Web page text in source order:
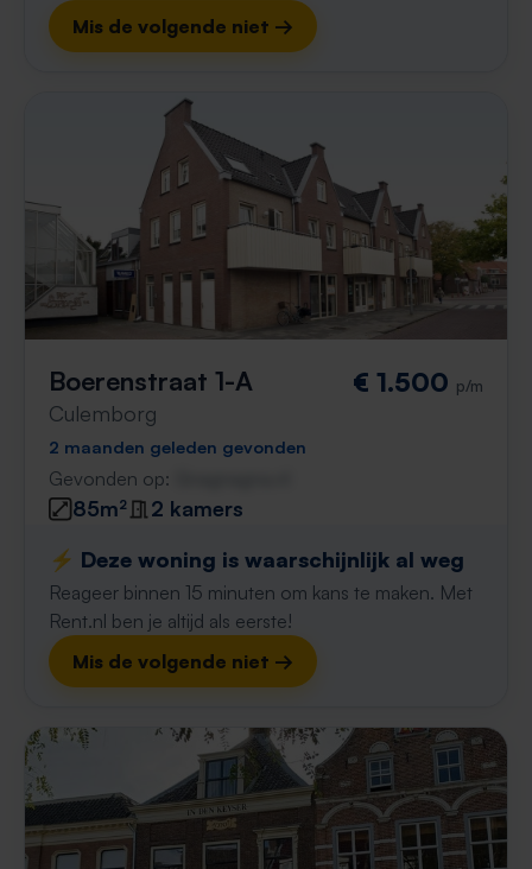
Mis de volgende niet →
Boerenstraat 1-A
Culemborg
€ 1.500 p/m
2 maanden geleden gevonden
Gevonden op:
85m²
2 kamers
⚡️ Deze woning is waarschijnlijk al weg
Reageer binnen 15 minuten om kans te maken. Met
Rent.nl ben je altijd als eerste!
Mis de volgende niet →